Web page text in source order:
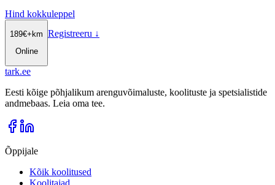
Hind kokkuleppel
189€+km
Online
Registreeru ↓
tark.ee
Eesti kõige põhjalikum arenguvõimaluste, koolituste ja spetsialistide
andmebaas. Leia oma tee.
Õppijale
Kõik koolitused
Koolitajad